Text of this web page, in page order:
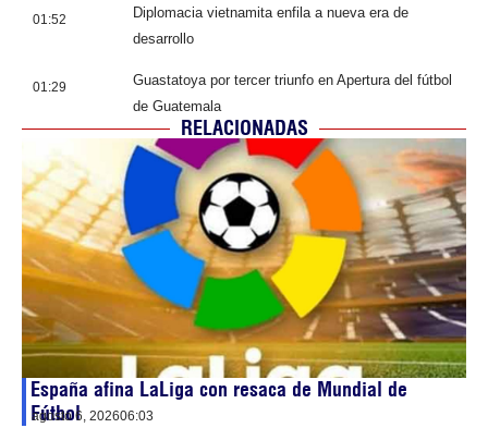
01:52
Diplomacia vietnamita enfila a nueva era de
desarrollo
01:29
Guastatoya por tercer triunfo en Apertura del fútbol
de Guatemala
RELACIONADAS
España afina LaLiga con resaca de Mundial de
Fútbol
agosto 6, 202606:03